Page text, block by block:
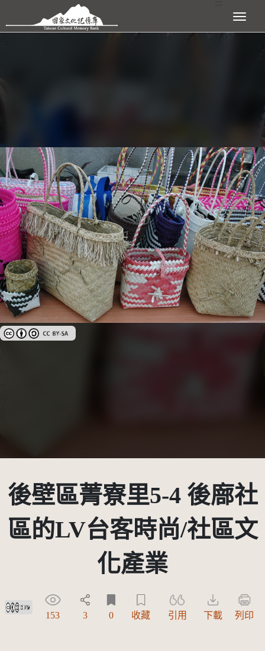
跳到主要內容區塊 展開選單
創用CC姓名標示-相同方式分享 3.0 台灣及其後版本(CC BY-SA 3.0 TW +)
後壁區菁寮里5-4 後廍社
區的LV台客時尚/社區文
化產業
創用CC姓名標示-相同方式分享 3.0 台灣及其後版本(CC BY-SA 3.0 TW +)
153 3 0 收藏 引用 下載 列印